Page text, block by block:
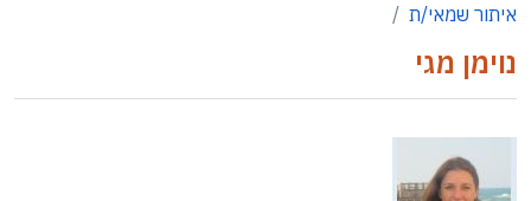
איתור שמאי/ת
נוימן מגי